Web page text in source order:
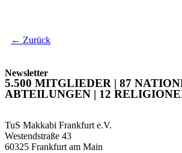
← Zurück
Newsletter
5.500 MITGLIEDER | 87
ABTEILUNGEN | 12
TuS Makkabi Frankfurt e.V.
Westendstraße 43
60325 Frankfurt am Main